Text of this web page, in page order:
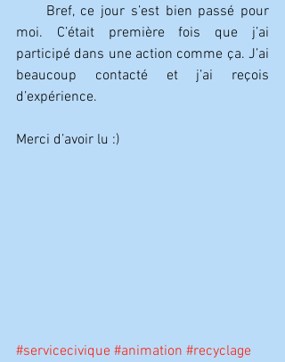
moi. C’était première fois que j’ai
participé dans une action comme ça. J’ai
beaucoup contacté et j’ai reçois
d’expérience.
Merci d’avoir lu :)
#servicecivique #animation #recyclage